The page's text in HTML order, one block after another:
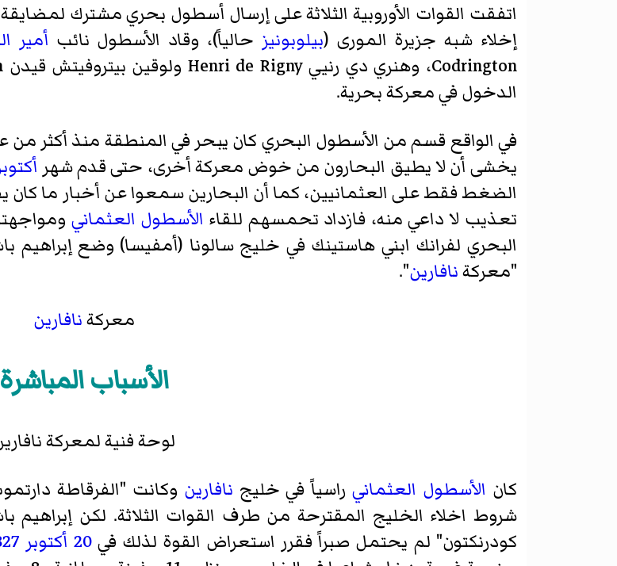
اتفقت القوات الأوروبية الثلاثة على إرسال أسطول بحري مشترك
إخلاء شبه جزيرة المورى (بيلوبونيز حالياً)، وقاد الأسطول نائب أمير
Codrington، وهنري دي رنييHenri de Rigny ولوقين بيتروفيتش قيدن
الدخول في معركة بحرية.
في الواقع قسم من الأسطول البحري كان يبحر في المنطقة منذ أكثر من
يخشى أن لا يطيق البحارون من خوض معركة أخرى، حتى قدم شهر
الضغط فقط على العثمانيين، كما أن البحارين سمعوا عن أخبار ما كان
تعذيب لا داعي منه، فازداد تحمسهم للقاء الأسطول العثماني
البحري لفرانك ابني هاستينك في خليج سالونا (أمفيسا) وضع
"معركةنافارين".
معركةنافارين
الأسباب المباشرة
لوحة فنية لمعركة
كان الأسطول العثمانيراسياً في خليج نافارين وكانت "الفرقاطة
شروط اخلاء الخليج المقترحة من طرف القوات الثلاثة. لكن إبراهيم
كودرنكتون" لم يحتمل صبراً فقرر استعراض القوة لذلك في20 أكتوبر